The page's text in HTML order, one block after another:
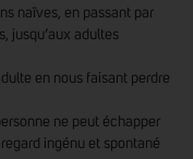
naïves, en passant par
jusqu’aux adultes
en nous faisant perdre
ne peut échapper
ingénu et spontané